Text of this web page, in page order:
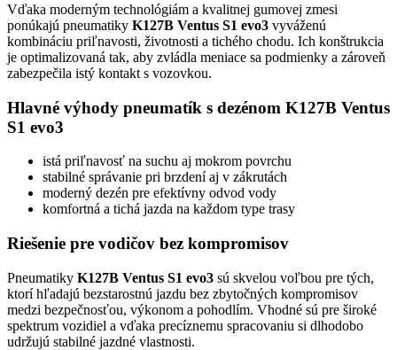
Vďaka moderným technológiám a kvalitnej gumovej zmesi
ponúkajú pneumatiky K127B Ventus S1 evo3 vyváženú
kombináciu priľnavosti, životnosti a tichého chodu. Ich konštrukcia
je optimalizovaná tak, aby zvládla meniace sa podmienky a zároveň
zabezpečila istý kontakt s vozovkou.
Hlavné výhody pneumatík s dezénom K127B Ventus
S1 evo3
istá priľnavosť na suchu aj mokrom povrchu
stabilné správanie pri brzdení aj v zákrutách
moderný dezén pre efektívny odvod vody
komfortná a tichá jazda na každom type trasy
Riešenie pre vodičov bez kompromisov
Pneumatiky K127B Ventus S1 evo3 sú skvelou voľbou pre tých,
ktorí hľadajú bezstarostnú jazdu bez zbytočných kompromisov
medzi bezpečnosťou, výkonom a pohodlím. Vhodné sú pre široké
spektrum vozidiel a vďaka precíznemu spracovaniu si dlhodobo
udržujú stabilné jazdné vlastnosti.